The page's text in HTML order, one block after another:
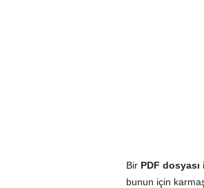
Bir PDF dosyası
bunun için